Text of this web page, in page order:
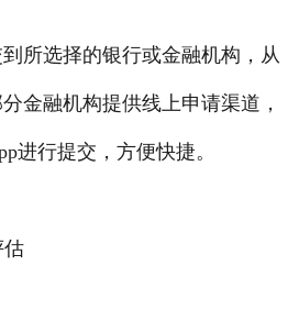
所选择的银行或金融机构，从
金融机构提供线上申请渠道，
进行提交，方便快捷。
估